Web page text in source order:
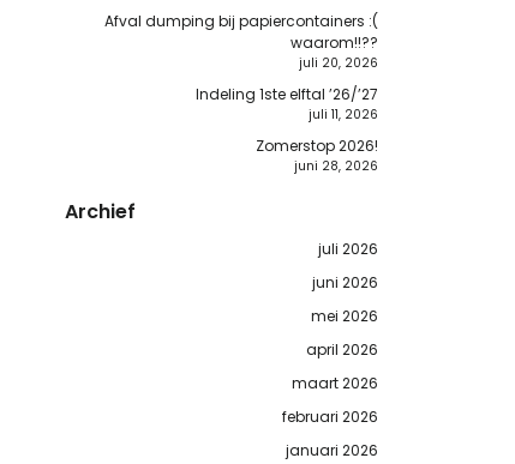
Afval dumping bij papiercontainers :(
waarom!!??
juli 20, 2026
Indeling 1ste elftal ’26/’27
juli 11, 2026
Zomerstop 2026!
juni 28, 2026
Archief
juli 2026
juni 2026
mei 2026
april 2026
maart 2026
februari 2026
januari 2026